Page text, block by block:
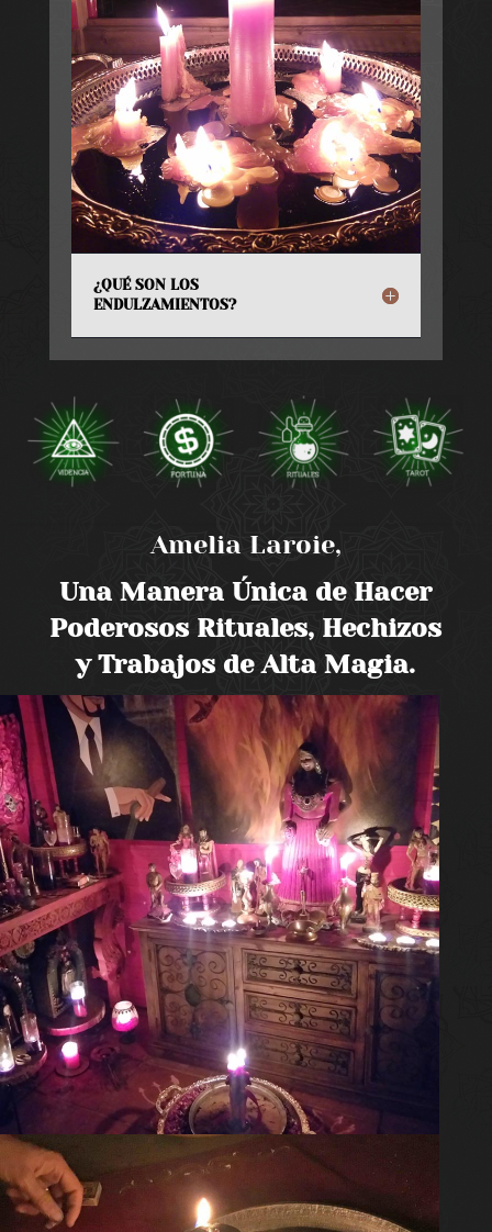
¿QUÉ SON LOS
ENDULZAMIENTOS?
Amelia Laroie,
Una Manera Única de Hacer
Poderosos Rituales, Hechizos
y Trabajos de Alta Magia.